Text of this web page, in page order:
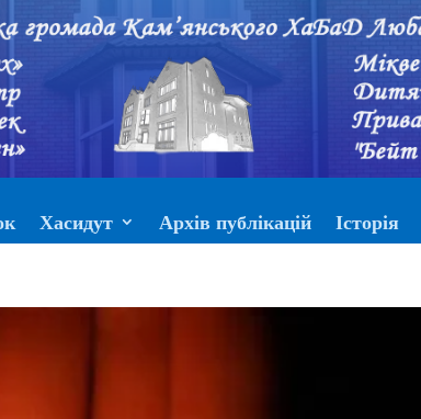
Хасидут Архів публікацій Історія